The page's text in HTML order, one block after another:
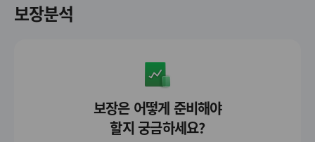
보장분석
보장은 어떻게 준비해야
할지 궁금하세요?